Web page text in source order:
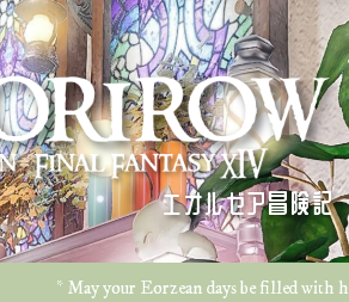
エオルゼア冒険記
* May your Eorzean days be filled with